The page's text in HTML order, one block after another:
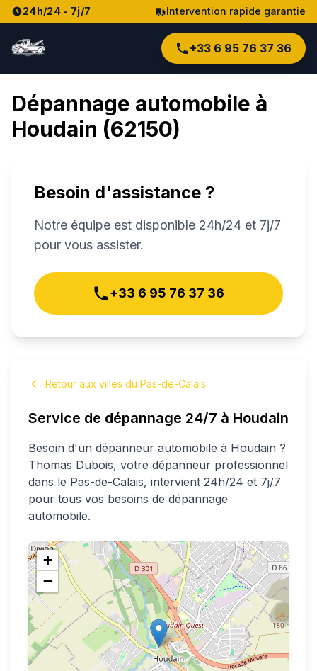
24h/24 - 7j/7 Intervention rapide garantie
+33 6 95 76 37 36
Dépannage automobile à
Houdain (62150)
Besoin d'assistance ?
Notre équipe est disponible 24h/24 et 7j/7
pour vous assister.
+33 6 95 76 37 36
Retour aux villes du Pas-de-Calais
Service de dépannage 24/7 à Houdain
Besoin d'un dépanneur automobile à Houdain ?
Thomas Dubois, votre dépanneur professionnel
dans le Pas-de-Calais, intervient 24h/24 et 7j/7
pour tous vos besoins de dépannage
automobile.
+
−